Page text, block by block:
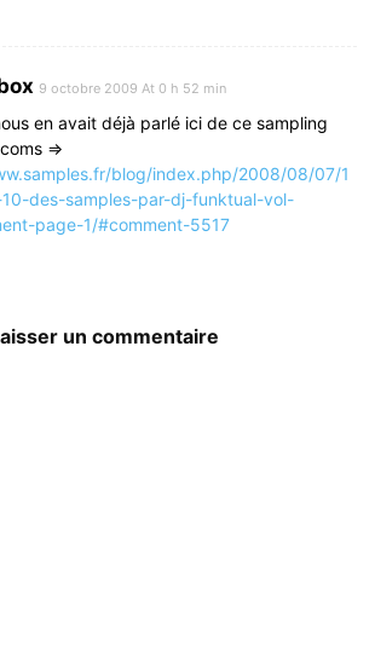
9 octobre 2009 At 0 h 52 min
en avait déjà parlé ici de ce sampling
=>
blog/index.php/2008/08/07/1
des-samples-par-dj-funktual-vol-
page-1/#comment-5517
un commentaire